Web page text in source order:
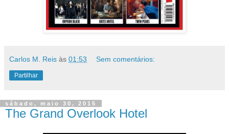
Carlos M. Reis às 01:53 Sem comentários:
Partilhar
sábado, maio 30, 2015
The Grand Overlook Hotel